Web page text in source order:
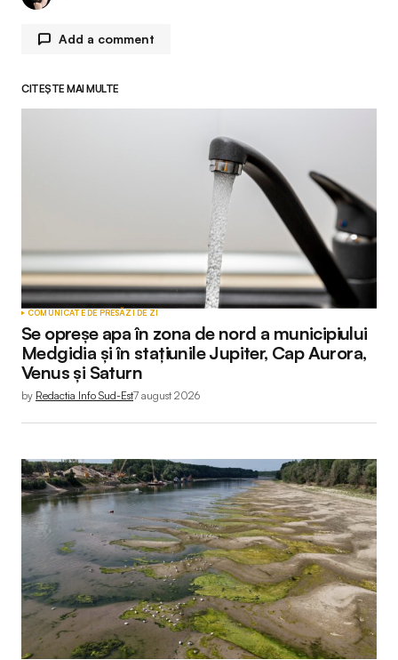
Add a comment
Adresa ta de email nu va fi publicată. Câmpurile
Your Name*
Your E-mail*
CITEȘTE MAI MULTE
COMUNICATE DE PRESĂZI DE ZI
Se opreșe apa în zona de nord a municipiului
Medgidia și în stațiunile Jupiter, Cap Aurora,
Venus și Saturn
by Redactia Info Sud-Est7 august 2026